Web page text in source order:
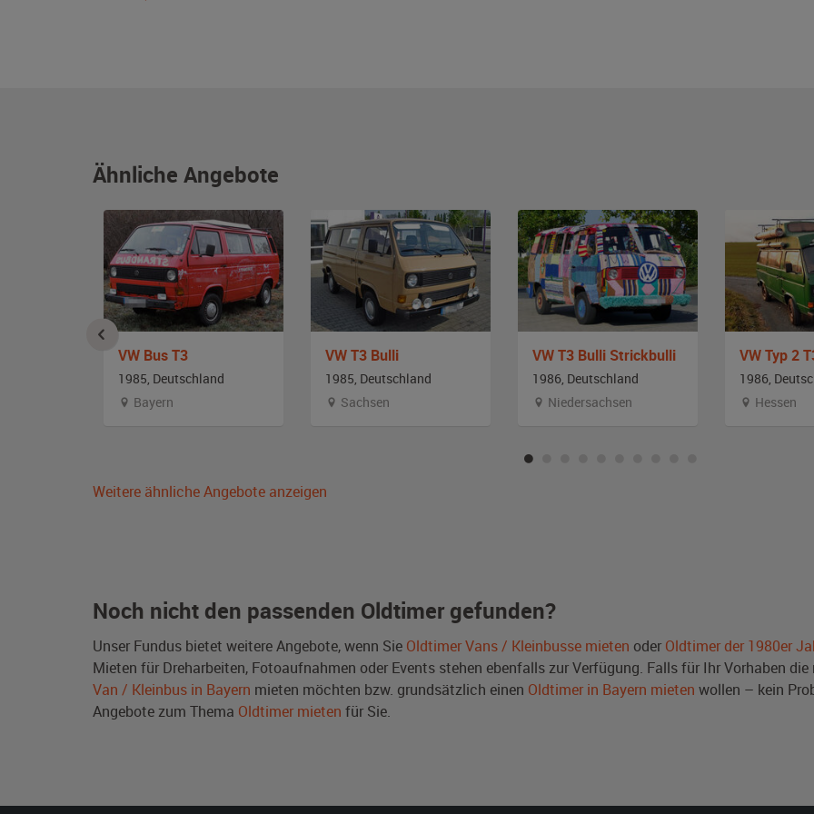
Ähnliche Angebote
VW Bus T3
1985, Deutschland
Bayern
VW T3 Bulli
1985, Deutschland
Sachsen
VW T3 Bulli Strickbulli
1986, Deutschland
Niedersachsen
1986,
Hessen
Weitere ähnliche Angebote anzeigen
Noch nicht den passenden Oldtimer gefunden?
Unser Fundus bietet weitere Angebote, wenn Sie Oldtimer Vans / Kleinbusse mieten oder Oldtimer der 1980er
Mieten für Dreharbeiten, Fotoaufnahmen oder Events stehen ebenfalls zur Verfügung. Falls für Ihr Vorhaben
Van / Kleinbus in Bayern mieten möchten bzw. grundsätzlich einen Oldtimer in Bayern mieten wollen – kein
Angebote zum Thema Oldtimer mieten für Sie.